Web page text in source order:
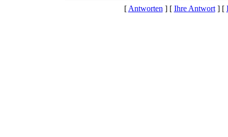
[Antworten] [ Ihre Antwort] [